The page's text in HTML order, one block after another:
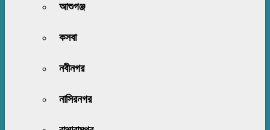
আশুগঞ্জ
কসবা
নবীনগর
নাসিরনগর